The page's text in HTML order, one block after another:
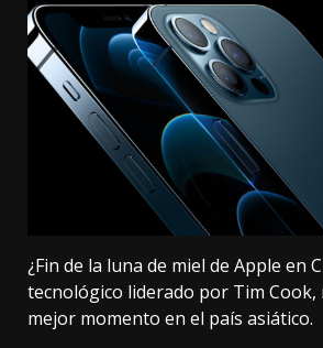
¿Fin de la luna de miel de Apple en
tecnológico liderado por Tim Cook,
mejor momento en el país asiático.